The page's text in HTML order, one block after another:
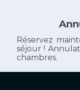
Réservez
séjour !
chambres.